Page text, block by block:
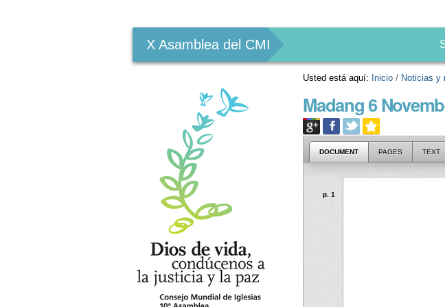
X Asamblea del CMI
Usted está aquí: Inicio / Noticias y
Madang 6
DOCUMENT PAGES TEXT
p. 1